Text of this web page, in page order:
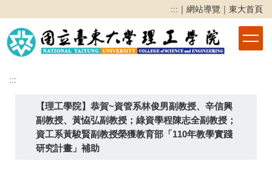
到
主
要
區
::: ｜ 網站導覽 ｜ 東大首頁
:::
【理工學院】恭賀~資管系林俊男副教授、辛信興
副教授、黃恊弘副教授；綠資學程陳志全副教授；
資工系黃駿賢副教授榮獲教育部「110年教學實踐
研究計畫」補助